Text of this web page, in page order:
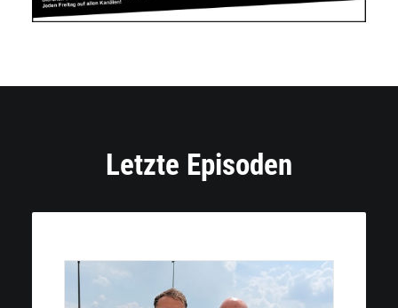
Letzte Episoden